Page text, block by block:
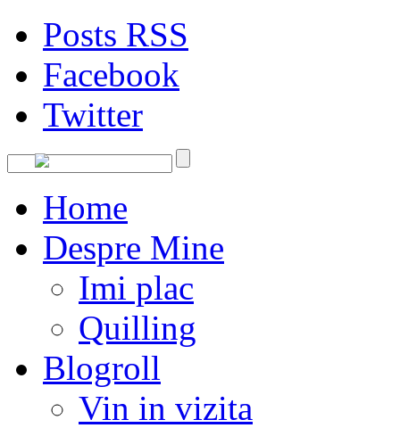
Posts RSS
Facebook
Twitter
Home
Despre Mine
Imi plac
Quilling
Blogroll
Vin in vizita